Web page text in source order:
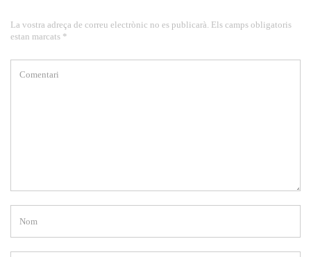
La vostra adreça de correu electrònic no es publicarà. Els camps obligatoris
estan marcats *